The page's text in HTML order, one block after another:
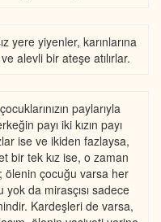
yere yiyenler, karınlarına
alevli bir ateşe atılırlar.
paylarıyla
payı iki kızın payı
ise ve ikiden fazlaysa,
bir tek kız ise, o zaman
ölenin çocuğu varsa her
da mirasçısı sadece
Kardeşleri de varsa,